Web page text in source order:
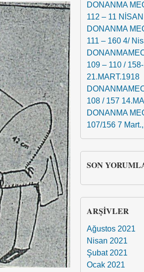
DONANMA
112 – 11
DONANMA
111 – 160 4/
109 – 110 /
21.MART.1918
108 / 157
DONANMA
107/156 7
SON
ARŞIVLER
Ağustos 2021
Nisan 2021
Şubat 2021
Ocak 2021